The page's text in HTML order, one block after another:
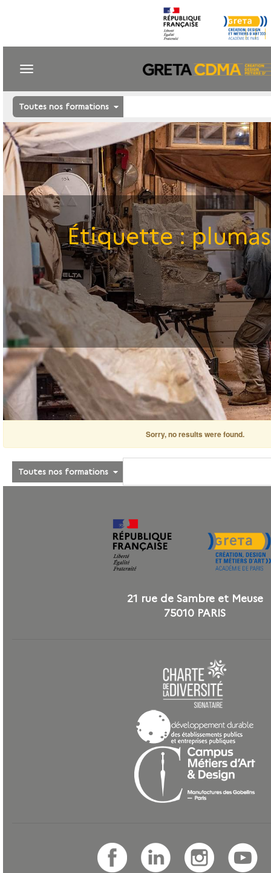
Toutes nos formations
Étiquette :
Sorry, no results were found.
Toutes nos formations
21 rue de Sambre et Meuse
75010 PARIS